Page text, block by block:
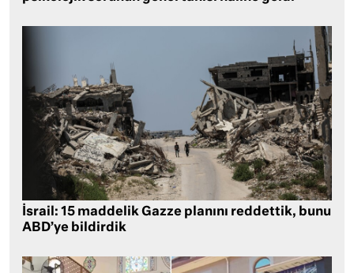
İsrail: 15 maddelik Gazze planını reddettik, bunu
ABD’ye bildirdik